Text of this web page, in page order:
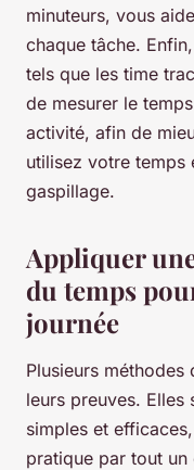
minuteurs, vous
chaque tâche.
tels que les time
de mesurer le
activité, afin de
utilisez votre temps
gaspillage.
Appliquer
du temps
journée
Plusieurs
leurs preuves. Elles
simples et
pratique par tout un